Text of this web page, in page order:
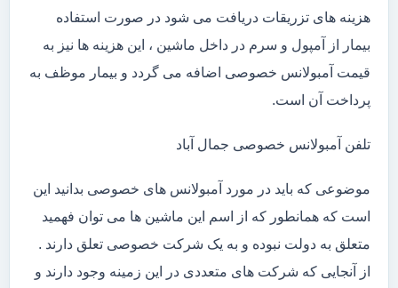
هزینه های تزریقات دریافت می شود در صورت استفاده
بیمار از آمپول و سرم در داخل ماشین ، این هزینه ها نیز به
قیمت آمبولانس خصوصی اضافه می گردد و بیمار موظف به
پرداخت آن است.
تلفن آمبولانس خصوصی جمال آباد
موضوعی که باید در مورد آمبولانس های خصوصی بدانید این
است که همانطور که از اسم این ماشین ها می توان فهمید
متعلق به دولت نبوده و به یک شرکت خصوصی تعلق دارند .
از آنجایی که شرکت های متعددی در این زمینه وجود دارند و